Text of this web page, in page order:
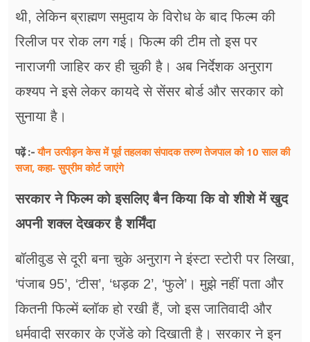
थी, लेकिन ब्राह्मण समुदाय के विरोध के बाद फिल्म की
रिलीज पर रोक लग गई। फिल्म की टीम तो इस पर
नाराजगी जाहिर कर ही चुकी है। अब निर्देशक अनुराग
कश्यप ने इसे लेकर कायदे से सेंसर बोर्ड और सरकार को
सुनाया है।
पढ़ें :-यौन उत्पीड़न केस में पूर्व तहलका संपादक तरुण तेजपाल को 10 साल की
सजा, कहा- सुप्रीम कोर्ट जाएंगे
सरकार ने फिल्म को इसलिए बैन किया कि वो शीशे में खुद
अपनी शक्ल देखकर है शर्मिंदा
बॉलीवुड से दूरी बना चुके अनुराग ने इंस्टा स्टोरी पर लिखा,
‘पंजाब 95’, ‘टीस’, ‘धड़क 2’, ‘फुले’। मुझे नहीं पता और
कितनी फिल्में ब्लॉक हो रखी हैं, जो इस जातिवादी और
धर्मवादी सरकार के एजेंडे को दिखाती है। सरकार ने इन